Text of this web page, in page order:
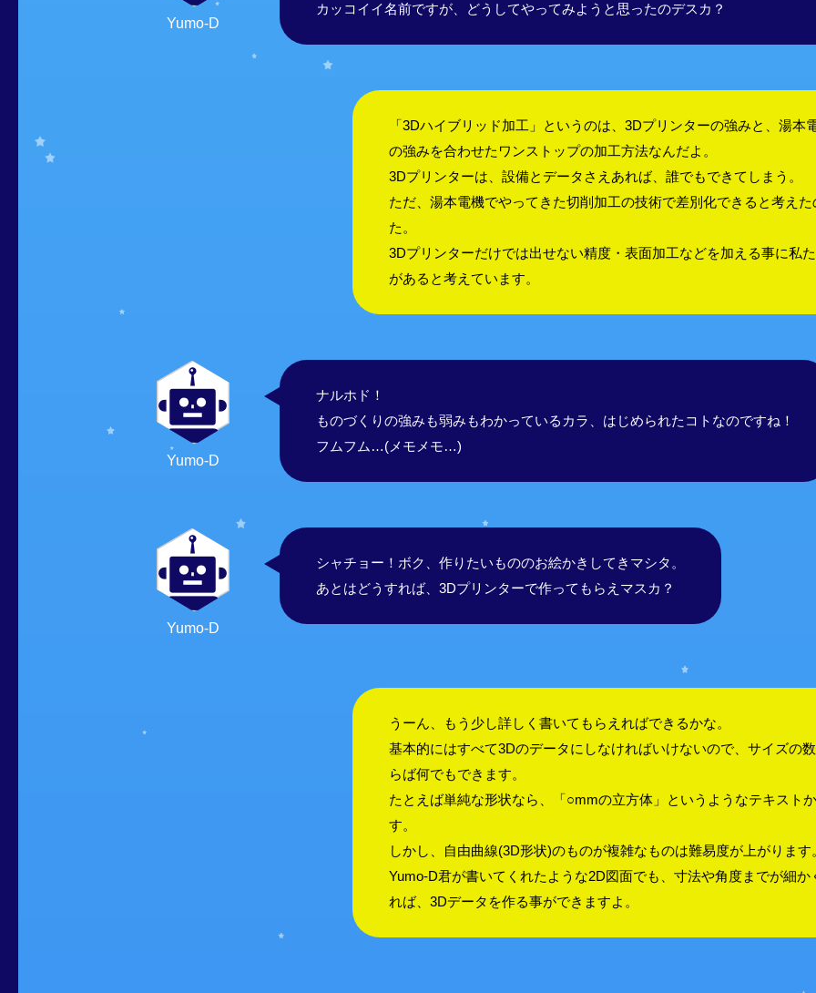
Yumo-D
カッコイイ名前ですが、どうしてやってみようと思ったのデスカ？
「3Dハイブリッド加工」というのは、3Dプリンターの強みと、湯本
の強みを合わせたワンストップの加工方法なんだよ。
3Dプリンターは、設備とデータさえあれば、誰でもできてしまう。
ただ、湯本電機でやってきた切削加工の技術で差別化できると考え
た。
3Dプリンターだけでは出せない精度・表面加工などを加える事に私
があると考えています。
Yumo-D
ナルホド！
ものづくりの強みも弱みもわかっているカラ、はじめられたコトなのですね！
フムフム…(メモメモ…)
Yumo-D
シャチョー！ボク、作りたいもののお絵かきしてきマシタ。
あとはどうすれば、3Dプリンターで作ってもらえマスカ？
うーん、もう少し詳しく書いてもらえればできるかな。
基本的にはすべて3Dのデータにしなければいけないので、サイズの
らば何でもできます。
たとえば単純な形状なら、「○mmの立方体」というようなテキスト
す。
しかし、自由曲線(3D形状)のものが複雑なものは難易度が上がります
Yumo-D君が書いてくれたような2D図面でも、寸法や角度までが細か
れば、3Dデータを作る事ができますよ。